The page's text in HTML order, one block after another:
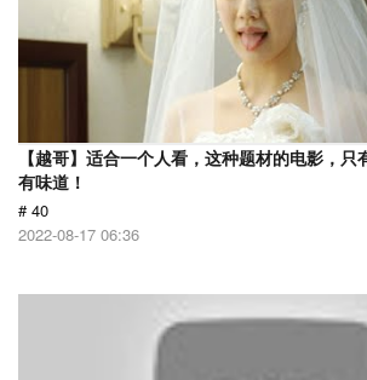
【越哥】适合一个人看，这种题材的电影，
有味道！
# 40
2022-08-17 06:36